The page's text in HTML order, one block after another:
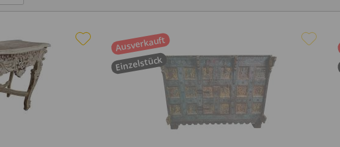
Ausverkauft
Einzelstück